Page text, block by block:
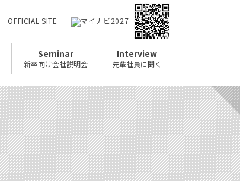
OFFICIAL SITE
Seminar
新卒向け会社説明会
Interview
先輩社員に聞く